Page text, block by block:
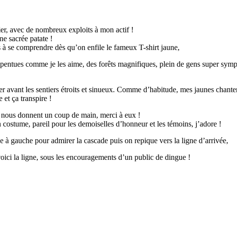
avec de nombreux exploits à mon actif !
sacrée patate !
se comprendre dès qu’on enfile le fameux T-shirt jaune,
comme je les aime, des forêts magnifiques, plein de gens super
les sentiers étroits et sinueux. Comme d’habitude, mes jaunes
et ça transpire !
donnent un coup de main, merci à eux !
pareil pour les demoiselles d’honneur et les témoins, j’adore !
gauche pour admirer la cascade puis on repique vers la ligne d’arrivée,
la ligne, sous les encouragements d’un public de dingue !